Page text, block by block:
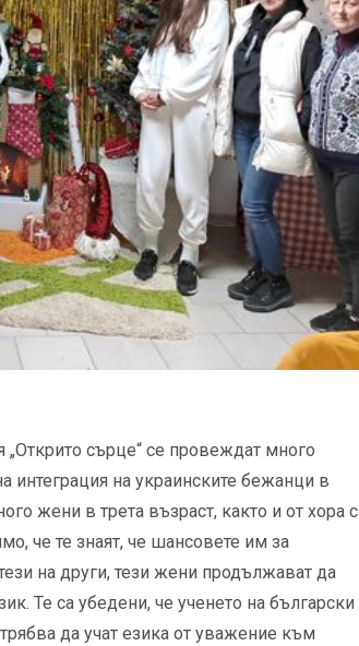
сърце“ се провеждат много
на украинските бежанци в
жени в трета възраст, както и от хора с
че те знаят, че шансовете им за
на други, тези жени продължават да
Те са убедени, че ученето на български
да учат езика от уважение към